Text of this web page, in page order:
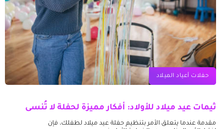
حفلات أعياد الميلاد
ثيمات عيد ميلاد للأولاد: أفكار مميزة لحفلة لا تُنسى
مقدمة عندما يتعلق الأمر بتنظيم حفلة عيد ميلاد لطفلك، فإن